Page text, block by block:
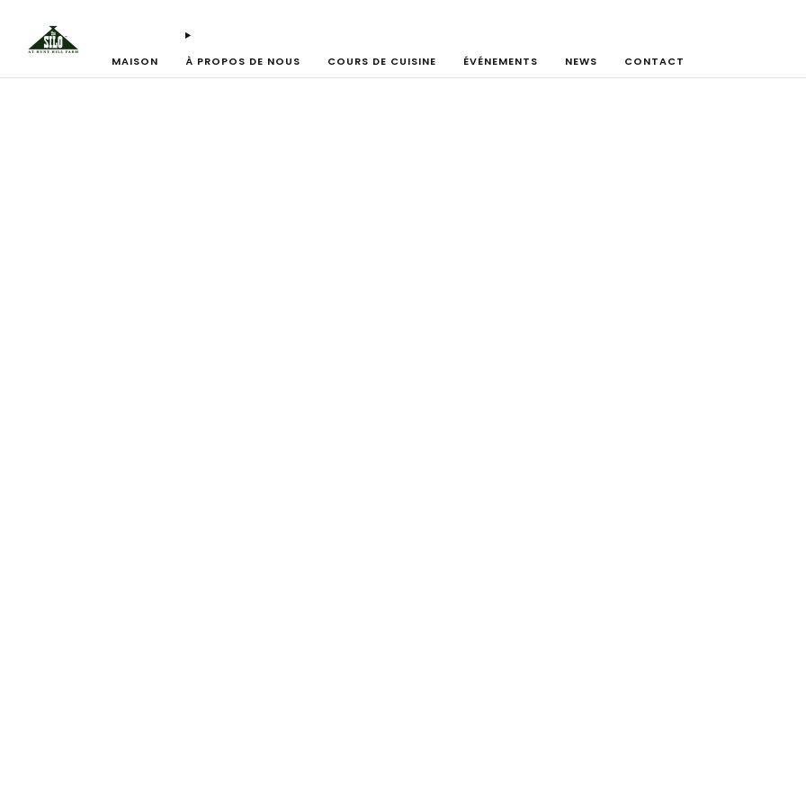
MAISON À PROPOS DE NOUS COURS DE CUISINE ÉVÉNEMENTS NEWS CONTACT